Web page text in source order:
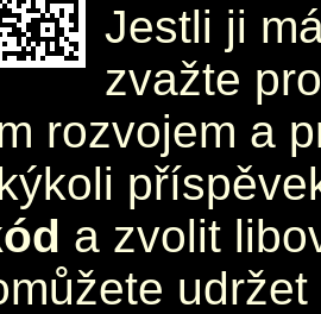
Jestli ji
zvažte
rozvojem a
a zvolit